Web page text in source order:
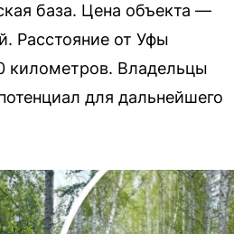
база. Цена объекта —
Расстояние от Уфы
километров. Владельцы
для дальнейшего